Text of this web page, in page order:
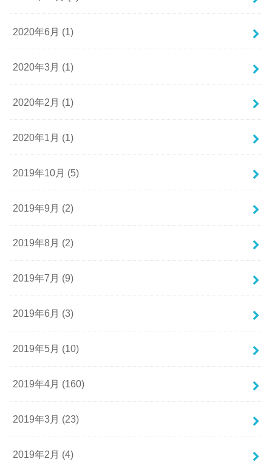
2020年6月 (1)
2020年3月 (1)
2020年2月 (1)
2020年1月 (1)
2019年10月 (5)
2019年9月 (2)
2019年8月 (2)
2019年7月 (9)
2019年6月 (3)
2019年5月 (10)
2019年4月 (160)
2019年3月 (23)
2019年2月 (4)